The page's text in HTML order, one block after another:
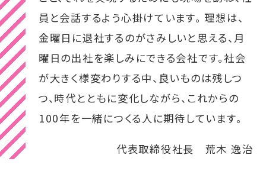
員と会話するよう心掛けています。 理想は、
金曜日に退社するのがさみしいと思える、月
曜日の出社を楽しみにできる会社です。社会
が大きく様変わりする中、良いものは残しつ
つ、時代とともに変化しながら、これからの
100年を一緒につくる人に期待しています。
代表取締役社長 荒木 逸治